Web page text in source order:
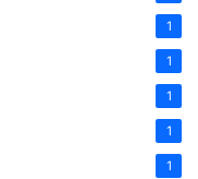
1
1
1
1
1